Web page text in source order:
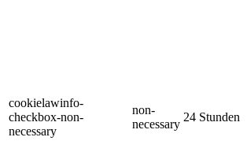
cookielawinfo-
checkbox-non-
necessary
non-
necessary
24 Stunden